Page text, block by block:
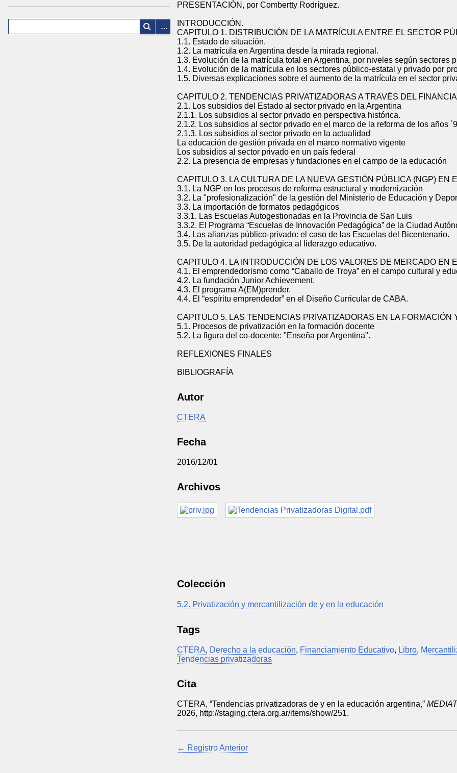
PRESENTACIÓN, por Combertty Rodríguez.
INTRODUCCIÓN.
CAPITULO 1. DISTRIBUCIÓN DE LA MATRÍCULA ENTRE EL SECTOR
1.1. Estado de situación.
1.2. La matrícula en Argentina desde la mirada regional.
1.3. Evolución de la matrícula total en Argentina, por niveles según sectores
1.4. Evolución de la matrícula en los sectores público-estatal y privado por
1.5. Diversas explicaciones sobre el aumento de la matrícula en el sector
CAPITULO 2. TENDENCIAS PRIVATIZADORAS A TRAVÉS DEL
2.1. Los subsidios del Estado al sector privado en la Argentina
2.1.1. Los subsidios al sector privado en perspectiva histórica.
2.1.2. Los subsidios al sector privado en el marco de la reforma de los años
2.1.3. Los subsidios al sector privado en la actualidad
La educación de gestión privada en el marco normativo vigente
Los subsidios al sector privado en un país federal
2.2. La presencia de empresas y fundaciones en el campo de la educación
CAPITULO 3. LA CULTURA DE LA NUEVA GESTIÓN PÚBLICA (NGP) EN
3.1. La NGP en los procesos de reforma estructural y modernización
3.2. La "profesionalización" de la gestión del Ministerio de Educación y
3.3. La importación de formatos pedagógicos
3.3.1. Las Escuelas Autogestionadas en la Provincia de San Luis
3.3.2. El Programa “Escuelas de Innovación Pedagógica” de la Ciudad
3.4. Las alianzas público-privado: el caso de las Escuelas del Bicentenario.
3.5. De la autoridad pedagógica al liderazgo educativo.
CAPITULO 4. LA INTRODUCCIÓN DE LOS VALORES DE MERCADO EN
4.1. El emprendedorismo como “Caballo de Troya” en el campo cultural y
4.2. La fundación Junior Achievement.
4.3. El programa A(EM)prender.
4.4. El “espíritu emprendedor” en el Diseño Curricular de CABA.
CAPITULO 5. LAS TENDENCIAS PRIVATIZADORAS EN LA FORMACIÓN
5.1. Procesos de privatización en la formación docente
5.2. La figura del co-docente: "Enseña por Argentina".
REFLEXIONES FINALES
BIBLIOGRAFÍA
Autor
CTERA
Fecha
2016/12/01
Archivos
Colección
5.2. Privatización y mercantilización de y en la educación
Tags
CTERA, Derecho a la educación, Financiamiento Educativo, Libro,
Tendencias privatizadoras
Cita
CTERA, “Tendencias privatizadoras de y en la educación argentina,”
2026, http://staging.ctera.org.ar/items/show/251.
← Registro Anterior